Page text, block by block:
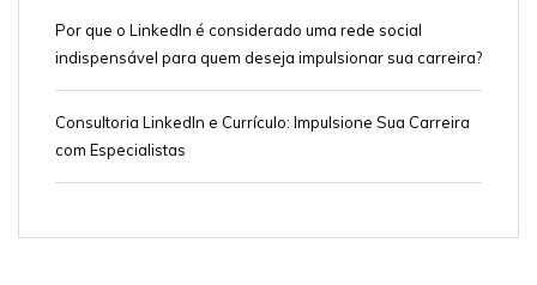
Por que o LinkedIn é considerado uma rede social
indispensável para quem deseja impulsionar sua carreira?
Consultoria LinkedIn e Currículo: Impulsione Sua Carreira
com Especialistas